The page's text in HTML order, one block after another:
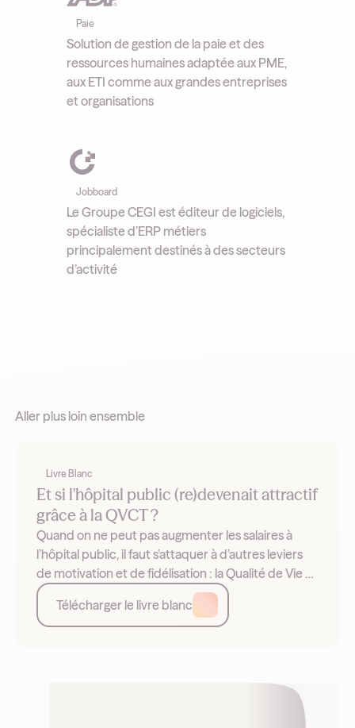
Paie
Solution de gestion de la paie et des
ressources humaines adaptée aux PME,
aux ETI comme aux grandes entreprises
et organisations
Jobboard
Le Groupe CEGI est éditeur de logiciels,
spécialiste d’ERP métiers
principalement destinés à des secteurs
d’activité
Aller plus loin ensemble
Livre Blanc
Et si l'hôpital public (re)devenait attractif
grâce à la QVCT ?
Quand on ne peut pas augmenter les salaires à
l’hôpital public, il faut s’attaquer à d’autres leviers
de motivation et de fidélisation : la Qualité de Vie et
les Conditions de Travail (QVCT). Exemples et
leviers.
Télécharger le livre blanc